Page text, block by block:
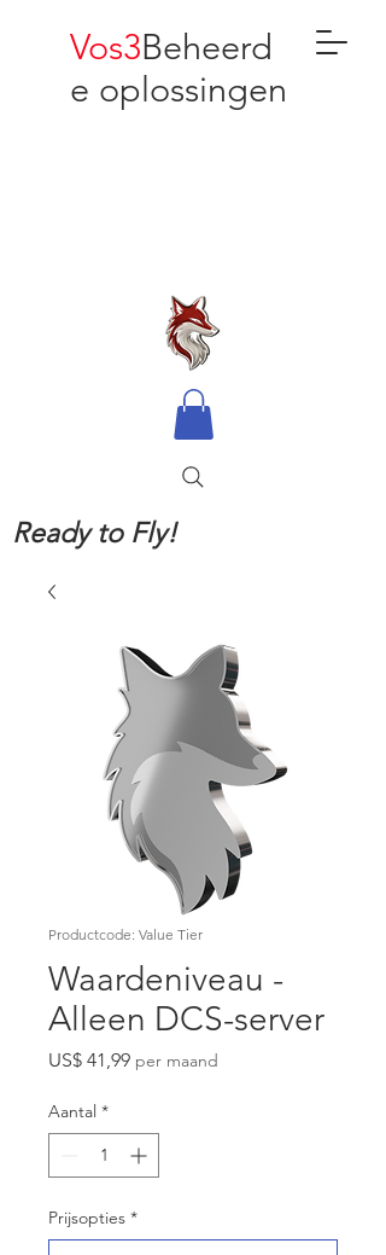
Vos3Beheerd
e oplossingen
Ready to Fly!
Productcode: Value Tier
Waardeniveau -
Alleen DCS-server
US$ 41,99Prijs
per maand
Aantal *
Prijsopties *